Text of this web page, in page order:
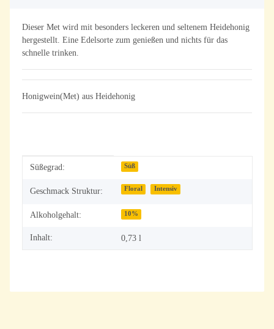
Dieser Met wird mit besonders leckeren und seltenem Heidehonig
hergestellt. Eine Edelsorte zum genießen und nichts für das
schnelle trinken.
Honigwein(Met) aus Heidehonig
Produkteigenschaft
Wert
Süßegrad: Süß
Geschmack Struktur: Floral Intensiv
Alkoholgehalt: 10%
Inhalt: 0,73 l